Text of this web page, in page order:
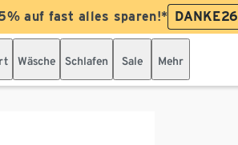
auf fast alles sparen!* DANKE26
Wäsche Schlafen Sale Mehr